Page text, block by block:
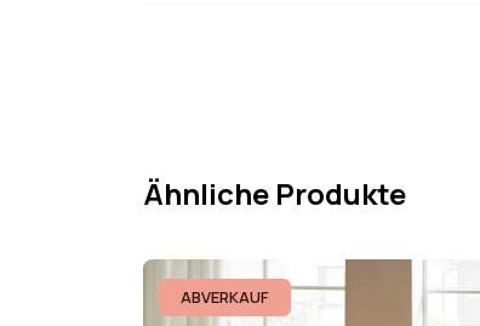
Scheuerbeständigkeit
(Martindale)
Ähnliche Produkte
ABVERKAUF